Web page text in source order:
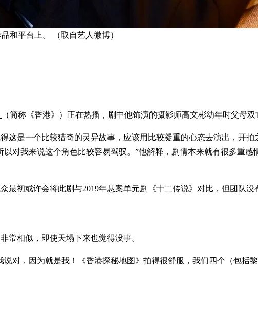
和平台上。 （取自艺人微博）
（简称《香港》）正在热播，剧中他饰演的摄影师高文彬幼年时父母
这是一个比较猎奇的灵异故事，应该用比较凝重的心态去演出，开
对我来说这个角色比较容易驾驭。”他解释，剧情本来就有很多重
最初或许会将此剧与2019年悬案单元剧《十二传说》对比，但团队
常相似，即使天塌下来也觉得没事。
说对，因为就是我！《香港探秘地图》拍得很舒服，我们四个（包括